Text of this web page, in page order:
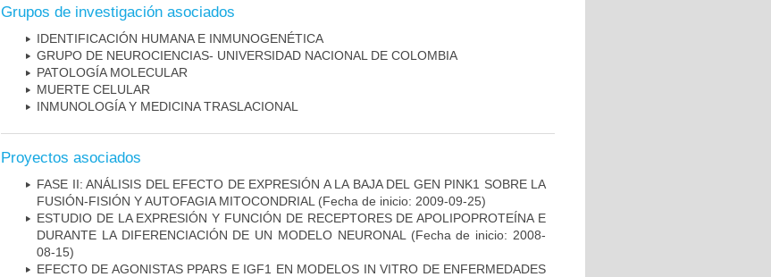
Grupos de investigación asociados
IDENTIFICACIÓN HUMANA E INMUNOGENÉTICA
GRUPO DE NEUROCIENCIAS- UNIVERSIDAD NACIONAL DE COLOMBIA
PATOLOGÍA MOLECULAR
MUERTE CELULAR
INMUNOLOGÍA Y MEDICINA TRASLACIONAL
Proyectos asociados
FASE II: ANÁLISIS DEL EFECTO DE EXPRESIÓN A LA BAJA DEL GEN PINK1 SOBRE LA
FUSIÓN-FISIÓN Y AUTOFAGIA MITOCONDRIAL (Fecha de inicio: 2009-09-25)
ESTUDIO DE LA EXPRESIÓN Y FUNCIÓN DE RECEPTORES DE APOLIPOPROTEÍNA E
DURANTE LA DIFERENCIACIÓN DE UN MODELO NEURONAL
(Fecha de inicio: 2008-
08-15)
EFECTO DE AGONISTAS PPARS E IGF1 EN MODELOS IN VITRO DE ENFERMEDADES